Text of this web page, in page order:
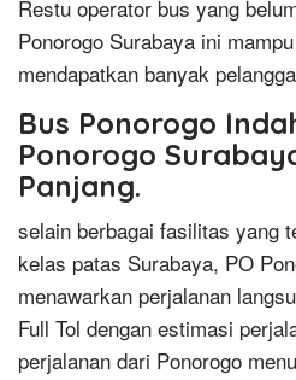
Restu operator bus yang
Ponorogo Surabaya ini
mendapatkan banyak
Bus Ponorogo
Ponorogo
Panjang.
selain berbagai fasilitas yang
kelas patas Surabaya, PO
menawarkan perjalanan
Full Tol dengan estimasi
perjalanan dari Ponorogo